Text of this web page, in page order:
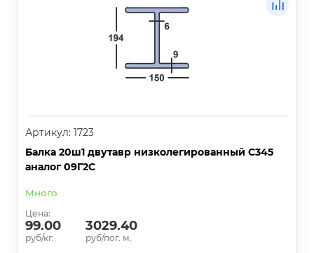
Артикул: 1723
Балка 20ш1 двутавр низколегированный С345
аналог 09Г2С
Много
Цена:
99.00
руб/кг.
3029.40
руб/пог. м.